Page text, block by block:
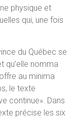
physique et
qui, une fois
du Québec se
qu’elle nomma
au minima
le texte
continue». Dans
précise les six